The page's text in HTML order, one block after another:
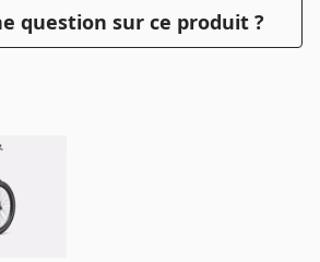
question sur ce produit ?